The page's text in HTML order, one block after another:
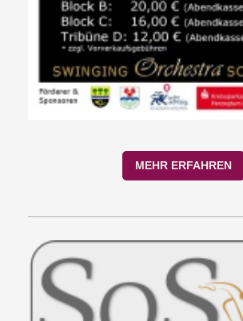
MEHR ERFAHREN